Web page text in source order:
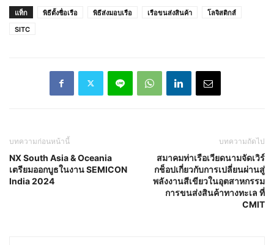
แท็ก พิธีตั้งชื่อเรือ พิธีส่งมอบเรือ เรือขนส่งสินค้า
โลจิสติกส์
SITC
บทความก่อนหน้านี้
NX South Asia & Oceania
เตรียมออกบูธในงาน SEMICON
India 2024
บทความถัดไป
สมาคมท่าเรือเวียดนามจัดเวิร์
กช็อปเกี่ยวกับการเปลี่ยนผ่านสู่
พลังงานสีเขียวในอุตสาหกรรม
การขนส่งสินค้าทางทะเล ที่
CMIT